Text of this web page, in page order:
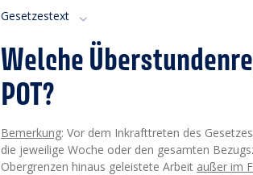
Gesetzestext
Welche
POT?
Bemerkung: Vor dem Inkrafttreten des
die jeweilige Woche oder den gesamten
Obergrenzen hinaus geleistete Arbeit außer im